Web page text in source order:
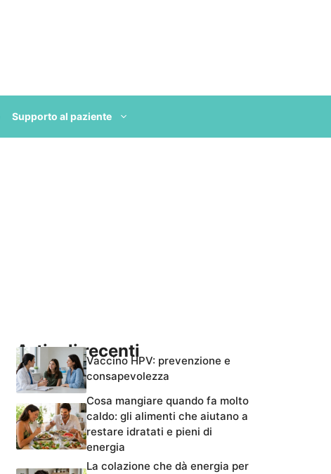
Supporto al paziente
Articoli recentiVaccino HPV: prevenzione e
consapevolezza
Cosa mangiare quando fa molto
caldo: gli alimenti che aiutano a
restare idratati e pieni di
energia
La colazione che dà energia per